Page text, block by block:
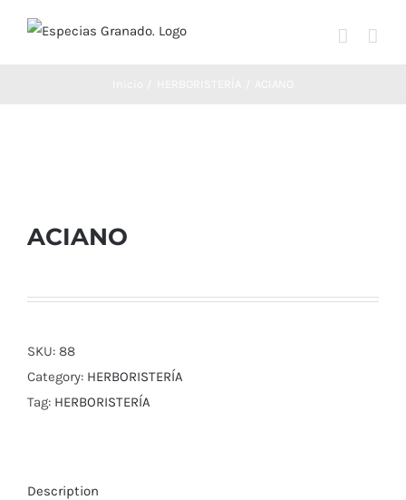
ACIANO
SKU: 88
Category: HERBORISTERÍA
Tag: HERBORISTERÍA
Description